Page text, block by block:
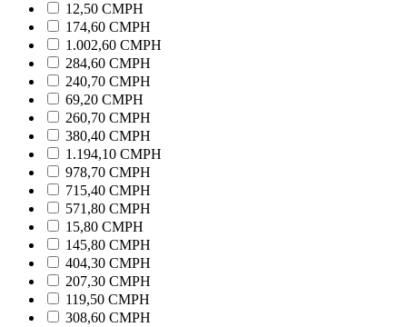
12,50 CMPH
174,60 CMPH
1.002,60 CMPH
284,60 CMPH
240,70 CMPH
69,20 CMPH
260,70 CMPH
380,40 CMPH
1.194,10 CMPH
978,70 CMPH
715,40 CMPH
571,80 CMPH
15,80 CMPH
145,80 CMPH
404,30 CMPH
207,30 CMPH
119,50 CMPH
308,60 CMPH